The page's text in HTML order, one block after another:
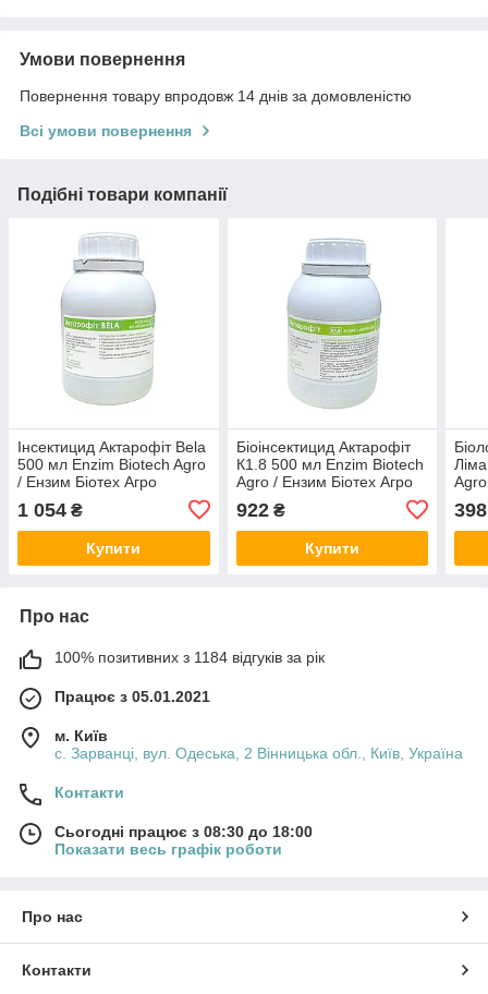
Умови повернення
Повернення товару впродовж 14 днів за домовленістю
Всі умови повернення
Подібні товари компанії
Інсектицид Актарофіт Bela
500 мл Enzim Biotech Agro
/ Ензим Біотех Агро
1 054 ₴
Купити
Біоінсектицид Актарофіт
К1.8 500 мл Enzim Biotech
Agro / Ензим Біотех Агро
922₴
Купити
398
Про нас
100% позитивних з 1184 відгуків за рік
Працює з 05.01.2021
м. Київ
с. Зарванці, вул. Одеська, 2 Вінницька обл., Київ, Україна
Контакти
Сьогодні працює з 08:30 до 18:00
Показати весь графік роботи
Про нас
Контакти